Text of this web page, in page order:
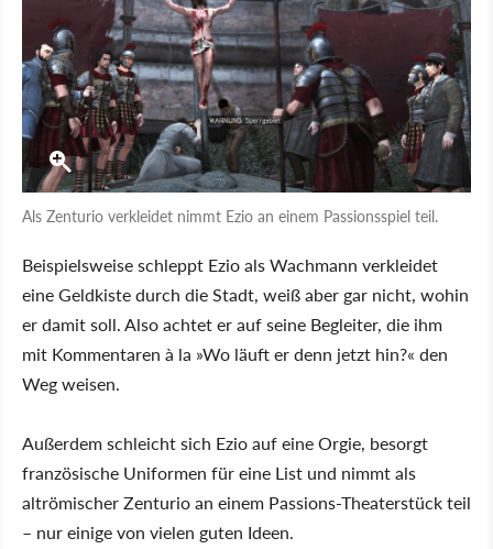
Als Zenturio verkleidet nimmt Ezio an einem Passionsspiel teil.
Beispielsweise schleppt Ezio als Wachmann verkleidet
eine Geldkiste durch die Stadt, weiß aber gar nicht, wohin
er damit soll. Also achtet er auf seine Begleiter, die ihm
mit Kommentaren à la »Wo läuft er denn jetzt hin?« den
Weg weisen.
Außerdem schleicht sich Ezio auf eine Orgie, besorgt
französische Uniformen für eine List und nimmt als
altrömischer Zenturio an einem Passions-Theaterstück teil
– nur einige von vielen guten Ideen.